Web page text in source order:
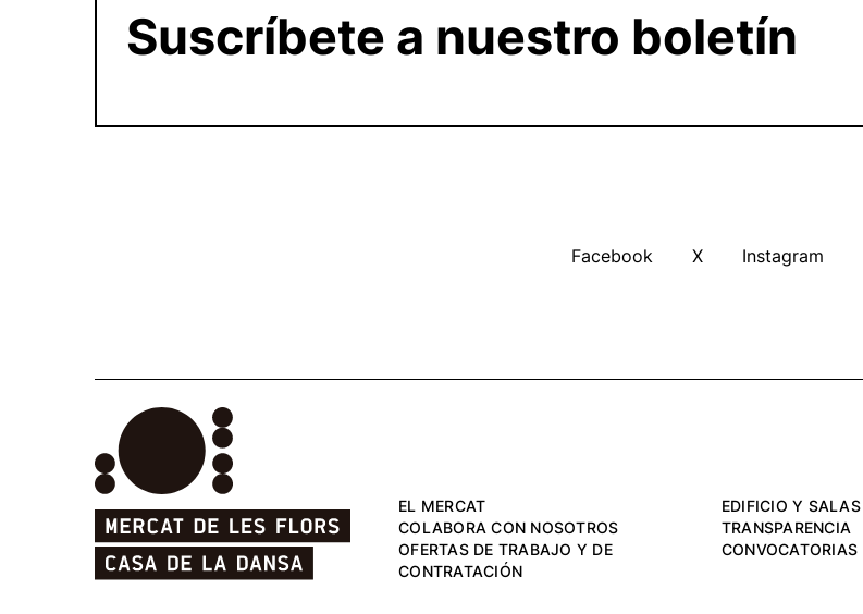
Suscríbete a nuestro boletín
Facebook X Instagram
EL MERCAT EDIFICIO Y SALAS
COLABORA CON NOSOTROS
TRANSPARENCIA
OFERTAS DE TRABAJO Y DE
CONTRATACIÓN